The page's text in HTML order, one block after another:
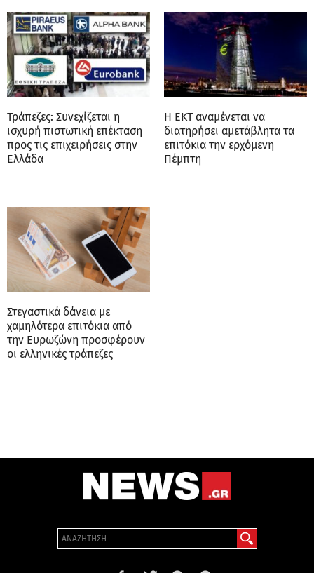
Τράπεζες: Συνεχίζεται η
ισχυρή πιστωτική επέκταση
προς τις επιχειρήσεις στην
Ελλάδα
Η ΕΚΤ αναμένεται να
διατηρήσει αμετάβλητα τα
επιτόκια την ερχόμενη
Πέμπτη
Στεγαστικά δάνεια με
χαμηλότερα επιτόκια από
την Ευρωζώνη προσφέρουν
οι ελληνικές τράπεζες